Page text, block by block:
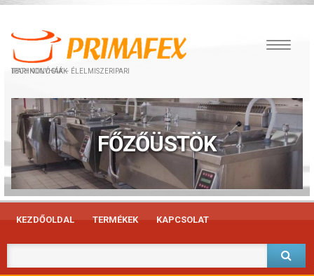
IPARI KONYHÁK – ÉLELMISZERIPARI TECHNOLÓGIÁK
FŐZŐÜSTÖK
KEZDŐOLDAL TERMÉKEK KAPCSOLAT